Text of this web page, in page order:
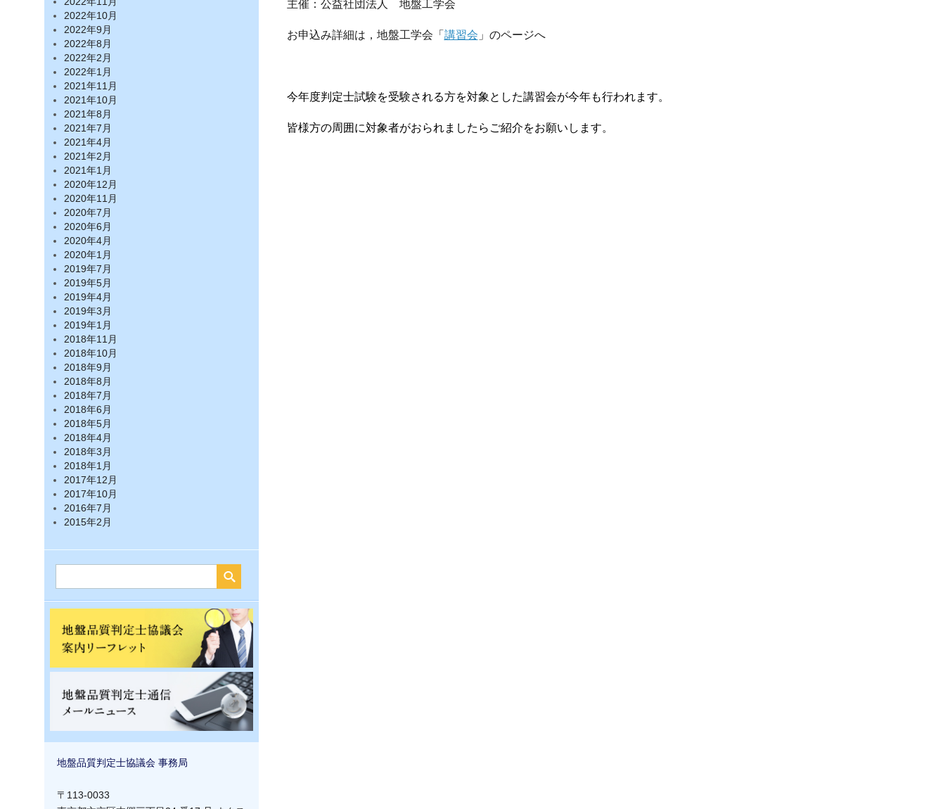
2022年10月
2022年9月
2022年8月
2022年2月
2022年1月
2021年11月
2021年10月
2021年8月
2021年7月
2021年4月
2021年2月
2021年1月
2020年12月
2020年11月
2020年7月
2020年6月
2020年4月
2020年1月
2019年7月
2019年5月
2019年4月
2019年3月
2019年1月
2018年11月
2018年10月
2018年9月
2018年8月
2018年7月
2018年6月
2018年5月
2018年4月
2018年3月
2018年1月
2017年12月
2017年10月
2016年7月
2015年2月
地盤品質判定士協議会 事務局
〒113-0033
主催：公益社団法人 地盤工学会
お申込み詳細は，地盤工学会「講習会 」のページへ
今年度判定士試験を受験される方を対象とした講習会が今年も行われます。
皆様方の周囲に対象者がおられましたらご紹介をお願いします。